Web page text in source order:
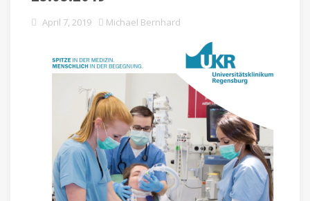
April 7, 2019 Michael Bernhard